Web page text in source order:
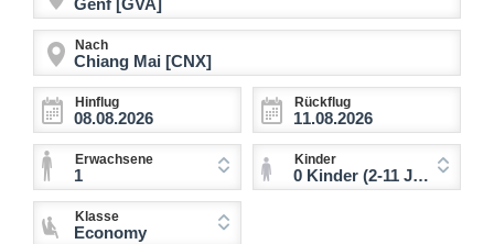
Nach
Hinflug Rückflug
Erwachsene
1
Kinder
0 Kinder (2-11 Jahre)
Klasse
Economy